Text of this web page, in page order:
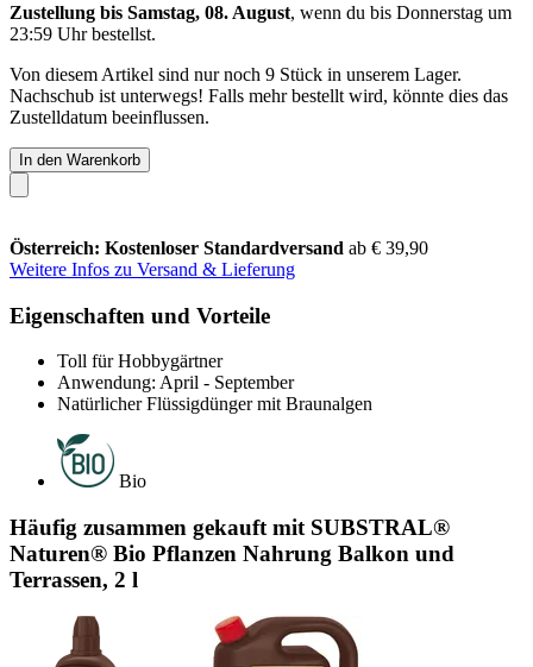
Zustellung bis Samstag, 08. August, wenn du bis Donnerstag um
23:59 Uhrbestellst.
Von diesem Artikel sind nur noch 9 Stück in unserem Lager.
Nachschub ist unterwegs! Falls mehr bestellt wird, könnte dies das
Zustelldatum beeinflussen.
In den Warenkorb
Österreich: Kostenloser Standardversand ab € 39,90
Weitere Infos zu Versand & Lieferung
Eigenschaften und Vorteile
Toll für Hobbygärtner
Anwendung: April - September
Natürlicher Flüssigdünger mit Braunalgen
Bio
Häufig zusammen gekauft mit SUBSTRAL®
Naturen® Bio Pflanzen Nahrung Balkon und
Terrassen, 2 l